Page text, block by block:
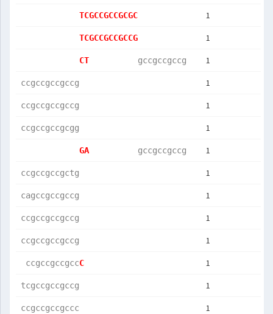
TCGCCGCCGCGC 1
TCGCCGCCGCCG 1
CT gccgccgccg 1
ccgccgccgccg 1
ccgccgccgccg 1
ccgccgccgcgg 1
GA gccgccgccg 1
ccgccgccgctg 1
cagccgccgccg 1
ccgccgccgccg 1
ccgccgccgccg 1
ccgccgccgccC 1
tcgccgccgccg 1
ccgccgccgccc 1